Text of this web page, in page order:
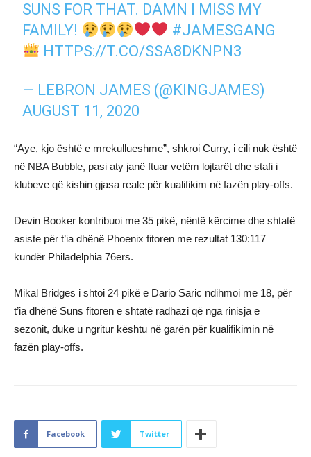
SUNS FOR THAT. DAMN I MISS MY
FAMILY!
#JAMESGANG
HTTPS://T.CO/SSA8DKNPN3
— LEBRON JAMES (@KINGJAMES)
AUGUST 11, 2020
“Aye, kjo është e mrekullueshme”, shkroi Curry, i cili nuk është
në NBA Bubble, pasi aty janë ftuar vetëm lojtarët dhe stafi i
klubeve që kishin gjasa reale për kualifikim në fazën play-offs.
Devin Booker kontribuoi me 35 pikë, nëntë kërcime dhe shtatë
asiste për t’ia dhënë Phoenix fitoren me rezultat 130:117
kundër Philadelphia 76ers.
Mikal Bridges i shtoi 24 pikë e Dario Saric ndihmoi me 18, për
t’ia dhënë Suns fitoren e shtatë radhazi që nga rinisja e
sezonit, duke u ngritur kështu në garën për kualifikimin në
fazën play-offs.
Facebook Twitter